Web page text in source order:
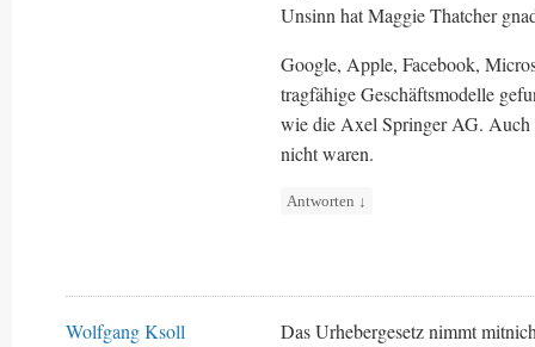
Unsinn hat Maggie Thatcher
Google, Apple, Facebook,
tragfähige Geschäftsmodelle
wie die Axel Springer AG. Auch
nicht waren.
Antworten ↓
Wolfgang Ksoll Das Urhebergesetz nimmt